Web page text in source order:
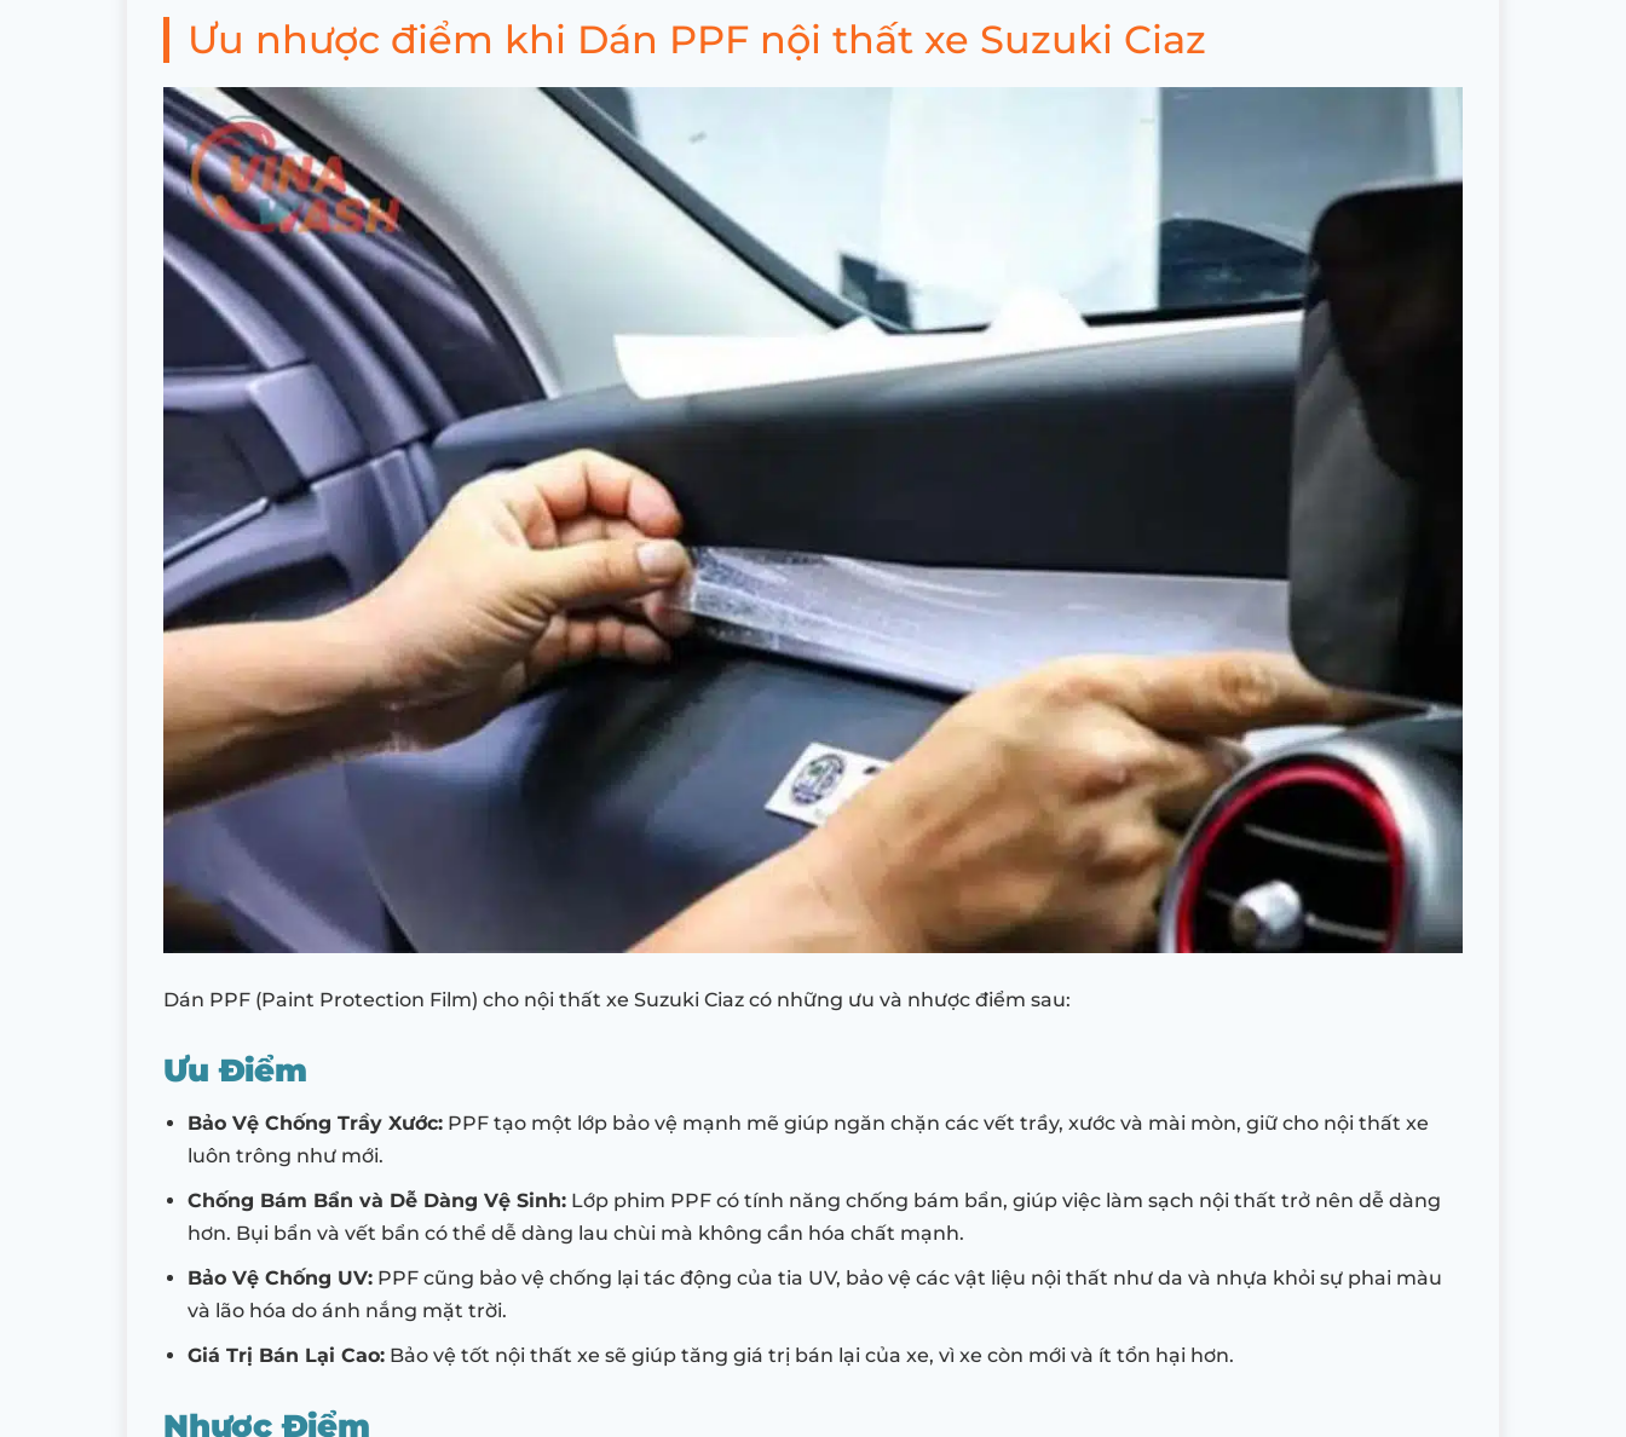
Ưu nhược điểm khi Dán PPF nội thất xe Suzuki Ciaz
Dán PPF (Paint Protection Film) cho nội thất xe Suzuki Ciaz có những ưu và nhược điểm sau:
Ưu Điểm
Bảo Vệ Chống Trầy Xước: PPF tạo một lớp bảo vệ mạnh mẽ giúp ngăn chặn các vết trầy, xước và mài mòn, giữ cho nội thất xe
luôn trông như mới.
Chống Bám Bẩn và Dễ Dàng Vệ Sinh: Lớp phim PPF có tính năng chống bám bẩn, giúp việc làm sạch nội thất trở nên dễ dàng
hơn. Bụi bẩn và vết bẩn có thể dễ dàng lau chùi mà không cần hóa chất mạnh.
Bảo Vệ Chống UV: PPF cũng bảo vệ chống lại tác động của tia UV, bảo vệ các vật liệu nội thất như da và nhựa khỏi sự phai màu
và lão hóa do ánh nắng mặt trời.
Giá Trị Bán Lại Cao: Bảo vệ tốt nội thất xe sẽ giúp tăng giá trị bán lại của xe, vì xe còn mới và ít tổn hại hơn.
Nhược Điểm